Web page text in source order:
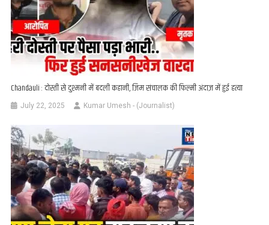
Chandauli : दोस्ती से दुश्मनी में बदली कहानी, जिम संचालक की फिल्मी अंदाज़ में हुई हत्या
July 22, 2025 Kumar Umesh - (Journalist)